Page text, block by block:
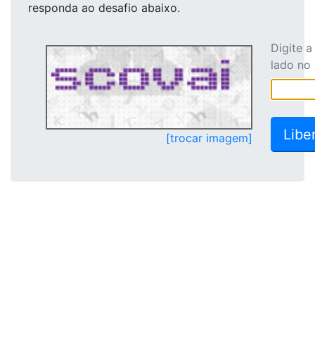
responda ao desafio abaixo.
[trocar imagem]
Digite
lado no